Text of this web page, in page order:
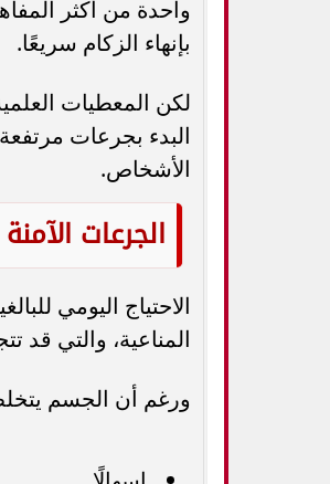
واحدة من أكثر
بإنهاء الزكام سريعًا.
لكن المعطيات
البدء بجرعات
الأشخاص.
الجرعات
الاحتياج اليومي
المناعية، والتي قد تتجاوز 1000
ورغم أن الجسم